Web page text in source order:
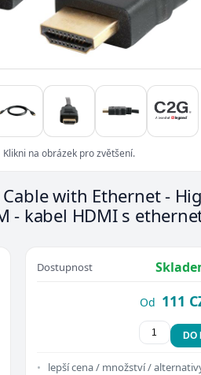
Klikni na obrázek pro zvětšení.
with Ethernet -
- kabel HDMI s
Dostupnost
Od 111
DO
lepší cena / množství /